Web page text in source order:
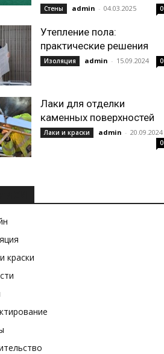
Стены admin - 04.03.2025 0
Утепление пола:
практические решения
Изоляция admin - 15.09.2024 0
Лаки для отделки
каменных поверхностей
Лаки и краски admin - 20.09.2024
0
краски